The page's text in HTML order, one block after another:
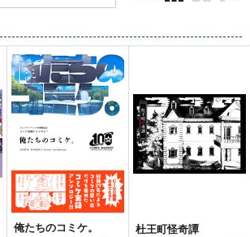
ム
表
ム
表
ム
表
俺たちのコミケ。
杜王町怪奇譚